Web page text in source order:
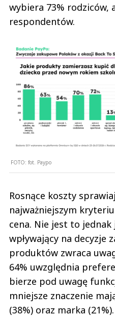
wybiera 73% rodziców,
respondentów.
FOTO: fot. Paypo
Rosnące koszty
najważniejszym
cena. Nie jest to jednak
wpływający na decyzje
produktów zwraca
64% uwzględnia
bierze pod uwagę
mniejsze znaczenie
(38%) oraz marka